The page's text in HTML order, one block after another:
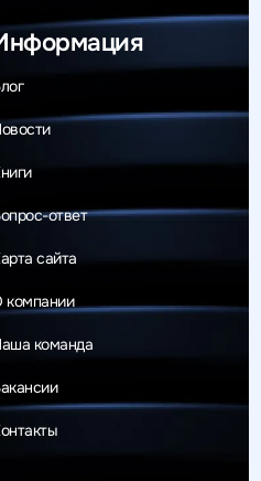
ответ
сайта
компании
команда